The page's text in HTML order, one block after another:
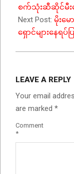
စက်သုံးဆီဆိုင်မီး
Next Post: မိုးမ
ရှောင်များနေရ
LEAVE A REPLY
Your email
are marked *
Comment
*